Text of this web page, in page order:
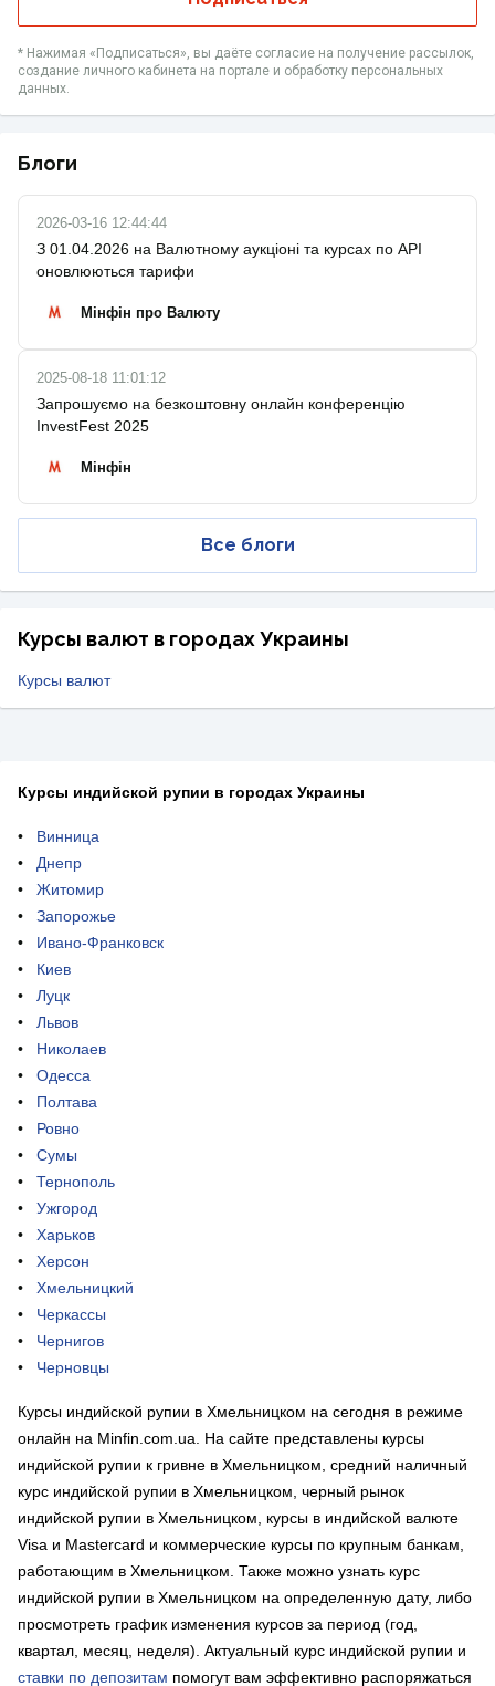
* Нажимая «‎Подписаться», вы даёте согласие на получение рассылок,
создание личного кабинета на портале и обработку персональных
данных.
Блоги
2026-03-16 12:44:44
З 01.04.2026 на Валютному аукціоні та курсах по API
оновлюються тарифи
Мінфін про Валюту
2025-08-18 11:01:12
Запрошуємо на безкоштовну онлайн конференцію
InvestFest 2025
Мінфін
Все блоги
Курсы валют в городах Украины
Курсы валют
Курсы индийской рупии в городах Украины
Винница
Днепр
Житомир
Запорожье
Ивано-Франковск
Киев
Луцк
Львов
Николаев
Одесса
Полтава
Ровно
Сумы
Тернополь
Ужгород
Харьков
Херсон
Хмельницкий
Черкассы
Чернигов
Черновцы
Курсы индийской рупии в Хмельницком на сегодня в режиме
онлайн на Minfin.com.ua. На сайте представлены курсы
индийской рупии к гривне в Хмельницком, средний наличный
курс индийской рупии в Хмельницком, черный рынок
индийской рупии в Хмельницком, курсы в индийской валюте
Visa и Mastercard и коммерческие курсы по крупным банкам,
работающим в Хмельницком. Также можно узнать курс
индийской рупии в Хмельницком на определенную дату, либо
просмотреть график изменения курсов за период (год,
квартал, месяц, неделя). Актуальный курс индийской рупии и
ставки по депозитам помогут вам эффективно распоряжаться